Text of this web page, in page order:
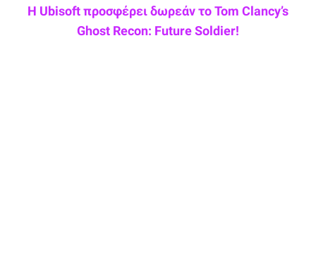
Η Ubisoft προσφέρει δωρεάν το Tom Clancy’s
Ghost Recon: Future Soldier!